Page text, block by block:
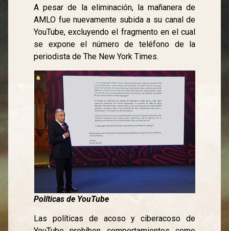
A pesar de la eliminación, la mañanera de
AMLO fue nuevamente subida a su canal de
YouTube, excluyendo el fragmento en el cual
se expone el número de teléfono de la
periodista de The New York Times.
Políticas de YouTube
Las políticas de acoso y ciberacoso de